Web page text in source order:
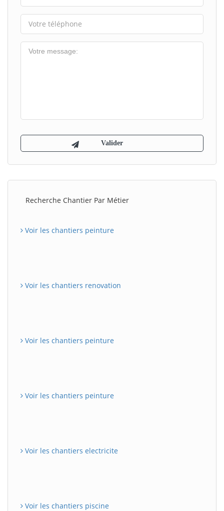
Recherche Chantier Par Métier
Voir les chantiers peinture
Voir les chantiers renovation
Voir les chantiers peinture
Voir les chantiers peinture
Voir les chantiers electricite
Voir les chantiers piscine